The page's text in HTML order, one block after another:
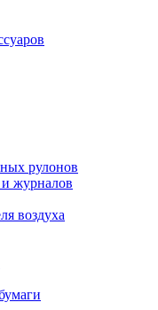
рулонов
и журналов
воздуха